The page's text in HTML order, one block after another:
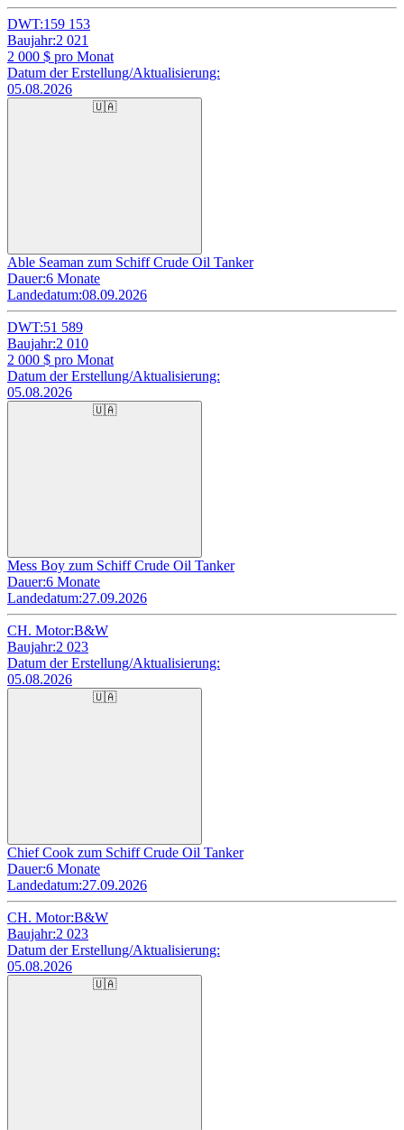
DWT:159 153
Baujahr:2 021
2 000 $ pro Monat
Datum der Erstellung/Aktualisierung:
05.08.2026
🇺🇦
Able Seaman zum Schiff Crude Oil Tanker
Dauer:6 Monate
Landedatum:08.09.2026
DWT:51 589
Baujahr:2 010
2 000 $ pro Monat
Datum der Erstellung/Aktualisierung:
05.08.2026
🇺🇦
Mess Boy zum Schiff Crude Oil Tanker
Dauer:6 Monate
Landedatum:27.09.2026
CH. Motor:B&W
Baujahr:2 023
Datum der Erstellung/Aktualisierung:
05.08.2026
🇺🇦
Chief Cook zum Schiff Crude Oil Tanker
Dauer:6 Monate
Landedatum:27.09.2026
CH. Motor:B&W
Baujahr:2 023
Datum der Erstellung/Aktualisierung:
05.08.2026
🇺🇦